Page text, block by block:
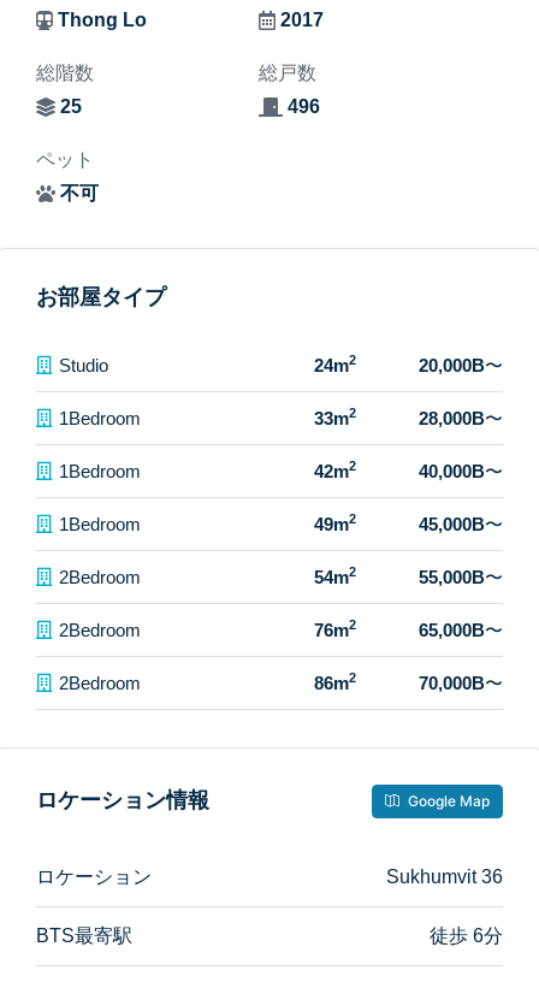
Thong Lo
2017
総階数
25
総戸数
496
ペット
不可
お部屋タイプ
Studio 24m2 20,000B〜
1Bedroom 33m2 28,000B〜
1Bedroom 42m2 40,000B〜
1Bedroom 49m2 45,000B〜
2Bedroom 54m2 55,000B〜
2Bedroom 76m2 65,000B〜
2Bedroom 86m2 70,000B〜
ロケーション情報 Google Map
ロケーション Sukhumvit 36
BTS最寄駅 徒歩 6分